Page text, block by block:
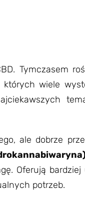
Tymczasem
wiele
ale dobrze
Oferują bardziej
potrzeb.